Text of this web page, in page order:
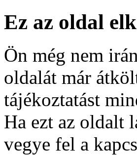
Ez az oldal
Ön még nem
oldalát már
tájékoztatást
Ha ezt az oldalt
vegye fel a